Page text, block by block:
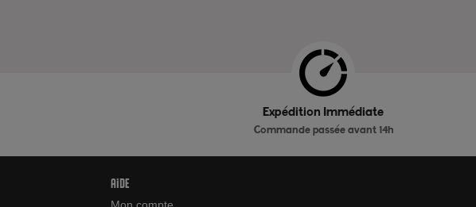
Expédition Immédiate
Commande passée avant 14h
Aide